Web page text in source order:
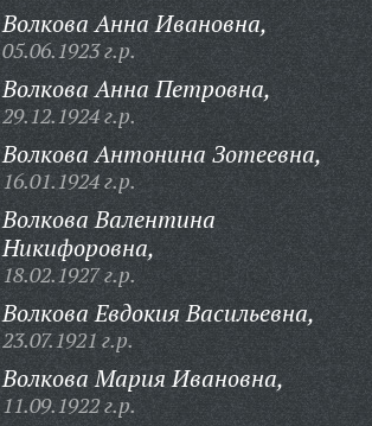
Волкова Анна Ивановна,
05.06.1923 г.р.
Волкова Анна Петровна,
29.12.1924 г.р.
Волкова Антонина Зотеевна,
16.01.1924 г.р.
Волкова Валентина
Никифоровна,
18.02.1927 г.р.
Волкова Евдокия Васильевна,
23.07.1921 г.р.
Волкова Мария Ивановна,
11.09.1922 г.р.